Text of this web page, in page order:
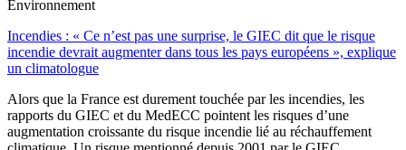
Environnement
Incendies : « Ce n’est pas une surprise, le GIEC dit que le risque
incendie devrait augmenter dans tous les pays européens », explique
un climatologue
Alors que la France est durement touchée par les incendies, les
rapports du GIEC et du MedECC pointent les risques d’une
augmentation croissante du risque incendie lié au réchauffement